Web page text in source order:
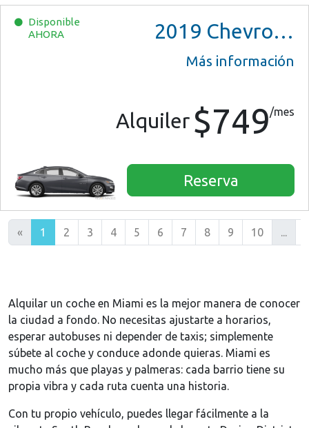
Disponible
AHORA
2019 Chevrolet Malibu
Más información
Alquiler $749/mes
Reserva
« 1 2 3 4 5 6 7 8 9 10 ...
Alquilar un coche en Miami es la mejor manera de conocer
la ciudad a fondo. No necesitas ajustarte a horarios,
esperar autobuses ni depender de taxis; simplemente
súbete al coche y conduce adonde quieras. Miami es
mucho más que playas y palmeras: cada barrio tiene su
propia vibra y cada ruta cuenta una historia.
Con tu propio vehículo, puedes llegar fácilmente a la